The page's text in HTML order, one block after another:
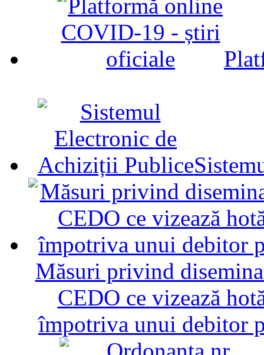
Măsuri privind
CEDO ce vizează
împotriva unui debitor